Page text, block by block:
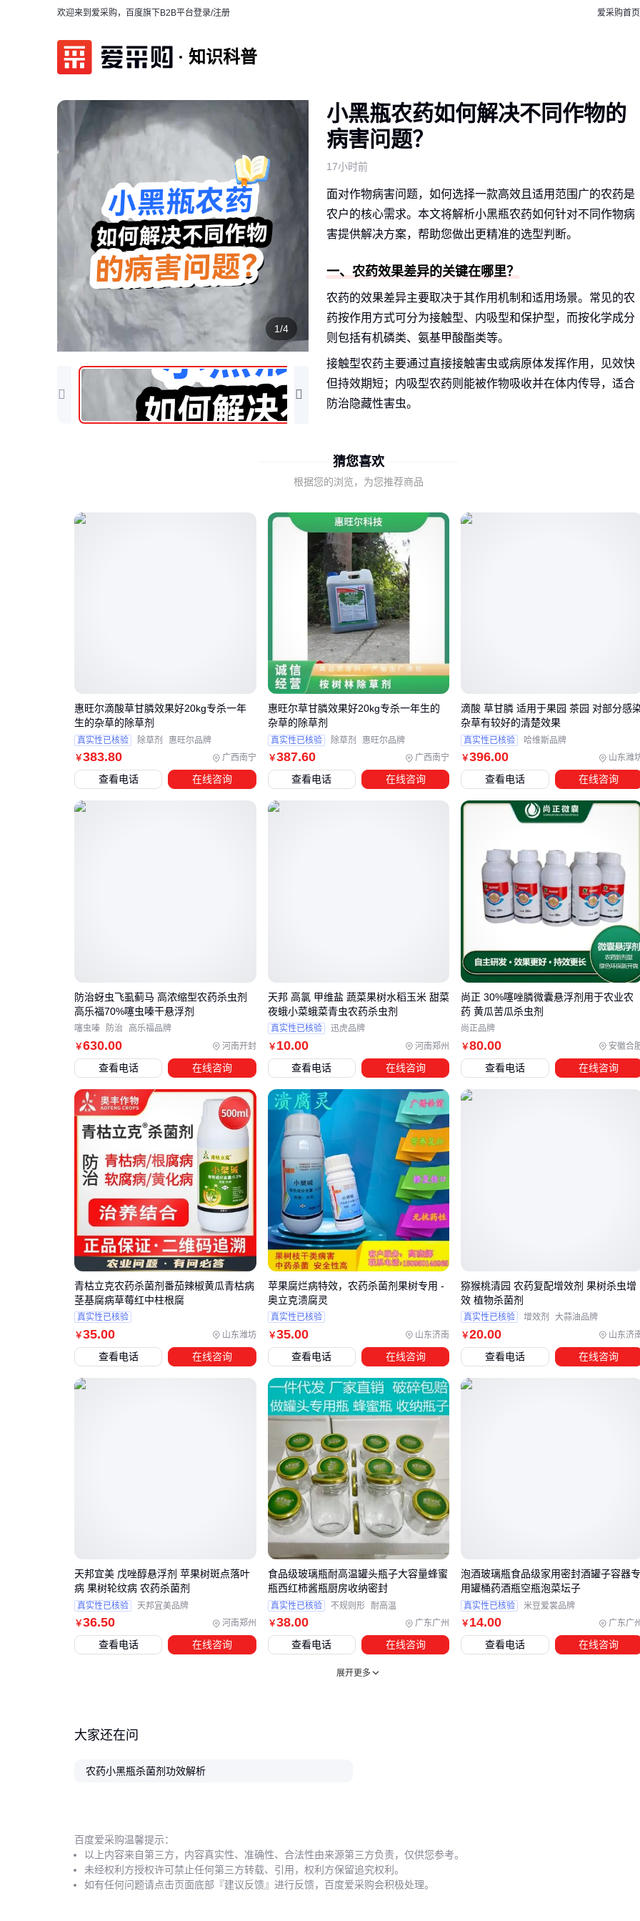
欢迎来到爱采购，百度旗下B2B平台登录/注册 爱采购首页
知识科普
1/4
小黑瓶农药如何解决不同作物的
病害问题？
17小时前
面对作物病害问题，如何选择一款高效且适用范围广的农药是
农户的核心需求。本文将解析小黑瓶农药如何针对不同作物病
害提供解决方案，帮助您做出更精准的选型判断。
一、农药效果差异的关键在哪里？
农药的效果差异主要取决于其作用机制和适用场景。常见的农
药按作用方式可分为接触型、内吸型和保护型，而按化学成分
则包括有机磷类、氨基甲酸酯类等。
接触型农药主要通过直接接触害虫或病原体发挥作用，见效快
但持效期短；内吸型农药则能被作物吸收并在体内传导，适合
防治隐藏性害虫。
药性产生。
小黑瓶农药采用独特的复配技术，兼具接触和内吸双重作用机
制，能够同时防治多种常见作物病害。其广谱性使其适用于水
稻、小麦、蔬菜等多种作物。
与传统单剂农药相比，小黑瓶农药的优势在于：
作用位点多，降低抗药性风险
速效性与持效期平衡
对作物安全性较高
针对不同作物病害，小黑瓶农药的使用浓度和施药时期需要相
应调整。例如防治稻瘟病时建议在发病初期使用，而防治蔬菜
霜霉病则需注意轮换用药。
三、小黑瓶农药与其他农药如何根据作物病害特点选
选择小黑瓶农药或替代品时，需先明确目标作物的病害类型及
可能更直接有效；而针对隐蔽性病害或需内吸作用的场
等具有熏蒸渗透特性的品类。
小黑瓶农药的优势在于其广谱性，但特定场景仍需专项解决方
果树蛀干类虫害：需配合烟雾机实现立体渗透
蔬菜速生期病害：优先选择残留期短的生物农药
仓储害虫防治：熏蒸型药剂配合密闭环境更有效
当作物处于敏感生长期时，需特别注意药剂选择性。
等沙蚕毒素类农药对鳞翅目幼虫效果显著，但对蜜蜂等益虫影
响较大；而敌敌畏虽见效快，在果蔬临近采收期则需谨慎使
用。
实际选型应结合防治窗口期和施药条件：雨季来临前宜选用耐
雨水冲刷剂型，设施农业则可考虑低容量喷雾设备提升药液利
用率。接下来需要了解这些药剂的配套施用设备如何匹配不同
作业场景。
四、小黑瓶农药使用需要哪些配套设备？
采购小黑瓶农药后，配套设备的选择直接影响使用效果和操作
安全。核心需求集中在精准计量、均匀混合和安全存储三个环
节。
计量环节：农药原液浓度高，需通过专用量杯精确稀释，避
免浓度偏差导致效果不稳定或药害风险
混合环节：部分剂型需要机械搅拌确保分散均匀，手动搅拌
存储环节：HDPE材质容器能避免药剂与金属接触产生反
应，同时需要防渗托盘
农药计量杯的选择要注意刻度清晰度和耐腐蚀性。透明塑料材
质便于观察液位，带毫升/盎司双刻度更适合不同配比需求。使
用后建议用不锈钢农药过滤网
对于大面积作业场景，可考虑
但需注意喷嘴类型与药剂粘度的匹配。小规模施用则推荐
喷雾器
搭配有机硅农药展渗剂
五、容易被忽视的小黑瓶农药使用细节
实际使用中，药剂活性的保持取决于三个关键操作：
现配现用原则：稀释后药剂建议2小时内使用完毕，避免水解
综合判断。从精准计量的农药量杯
设备的合理选择能最大限度发挥药剂效能，同时降低操作风
猜您喜欢
根据您的浏览，为您推荐商品
￥383.80 广西南宁
惠旺尔滴酸草甘膦效果好20kg专杀一年
生的杂草的除草剂
真实性已核验 除草剂 惠旺尔品牌
查看电话 在线咨询
￥387.60 广西南宁
惠旺尔草甘膦效果好20kg专杀一年生的
杂草的除草剂
真实性已核验 除草剂 惠旺尔品牌
查看电话 在线咨询
￥396.00 山东潍
滴酸 草甘膦 适用于果园 茶园 对部分感
杂草有较好的清楚效果
真实性已核验 哈维斯品牌
查看电话 在线咨询
￥630.00 河南开封
防治蚜虫飞虱蓟马 高浓缩型农药杀虫剂
高乐福70%噻虫嗪干悬浮剂
噻虫嗪 防治 高乐福品牌
查看电话 在线咨询
￥ 10.00 河南郑州
天邦 高氯 甲维盐 蔬菜果树水稻玉米 甜菜
夜蛾小菜蛾菜青虫农药杀虫剂
真实性已核验 迅虎品牌
查看电话 在线咨询
￥80.00 安徽合
尚正 30%噻唑膦微囊悬浮剂用于农业农
药 黄瓜苦瓜杀虫剂
尚正品牌
查看电话 在线咨询
￥35.00 山东潍坊
青枯立克农药杀菌剂番茄辣椒黄瓜青枯病
茎基腐病草莓红中柱根腐
真实性已核验
查看电话 在线咨询
￥35.00 山东济南
苹果腐烂病特效，农药杀菌剂果树专用 -
奥立克溃腐灵
真实性已核验
查看电话 在线咨询
￥20.00 山东济
猕猴桃清园 农药复配增效剂 果树杀虫增
效 植物杀菌剂
真实性已核验 增效剂 大蒜油品牌
查看电话 在线咨询
￥36.50 河南郑州
天邦宜美 戊唑醇悬浮剂 苹果树斑点落叶
病 果树轮纹病 农药杀菌剂
真实性已核验 天邦宜美品牌
查看电话 在线咨询
￥38.00 广东广州
食品级玻璃瓶耐高温罐头瓶子大容量蜂蜜
瓶西红柿酱瓶厨房收纳密封
真实性已核验 不规则形 耐高温
查看电话 在线咨询
￥ 14.00 广东广
泡酒玻璃瓶食品级家用密封酒罐子容器
用罐桶药酒瓶空瓶泡菜坛子
真实性已核验 米豆爱裳品牌
查看电话 在线咨询
展开更多
大家还在问
农药小黑瓶杀菌剂功效解析
百度爱采购温馨提示：
以上内容来自第三方，内容真实性、准确性、合法性由来源第三方负责，仅供您参考。
未经权利方授权许可禁止任何第三方转载、引用，权利方保留追究权利。
如有任何问题请点击页面底部『建议反馈』进行反馈，百度爱采购会积极处理。